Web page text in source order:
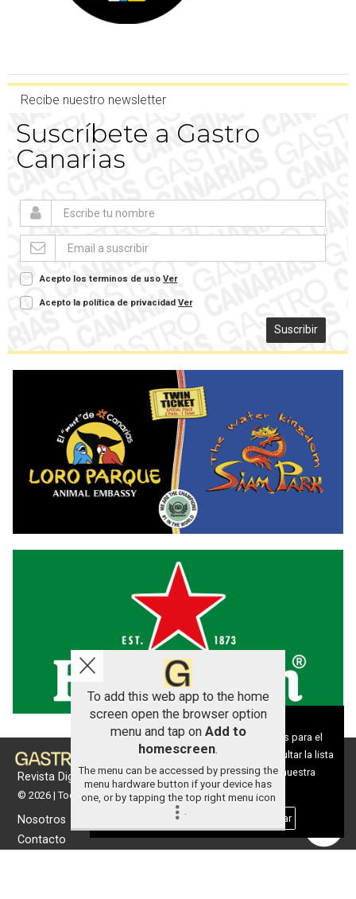
Recibe nuestro newsletter
Suscríbete a Gastro
Canarias
Acepto los terminos de uso Ver
Acepto la política de privacidad Ver
Suscribir
Revista Digital de gastronomía
© 2026 | Todos los derechos reservados
Nosotros
Contacto
To add this web app to the home
screen open the browser option
menu and tap on Add to
homescreen.
The menu can be accessed by pressing the
menu hardware button if your device has
one, or by tapping the top right menu icon
.
Aviso sobre el Uso de cookies:
Utilizamos cookies nuestras y de terceros para el
funcionamiento del digital. Puedes consultar la lista
de cookies y como desconectarlas. Ver nuestra
Política de Privacidad y Cookies
Aceptar Cookies Personalizar